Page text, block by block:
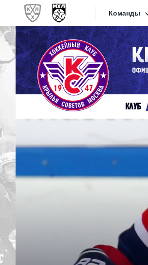
Команды
Дивизион
Локо
МХК
МХК
МХК
СКА-
Дивизион
КЛУБ